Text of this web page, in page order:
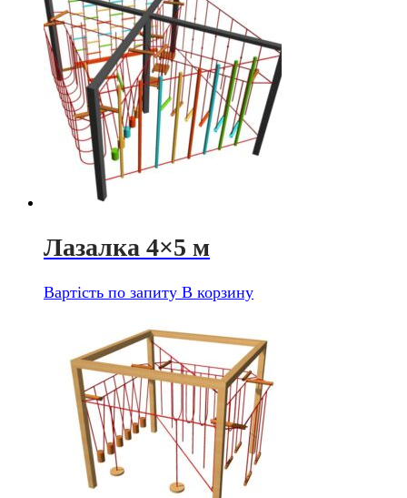
Лазалка 4×5 м
Вартість по запиту В корзину